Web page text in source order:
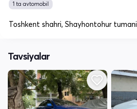
1 ta avtomobil
Toshkent shahri, Shayhontohur tumani
Tavsiyalar